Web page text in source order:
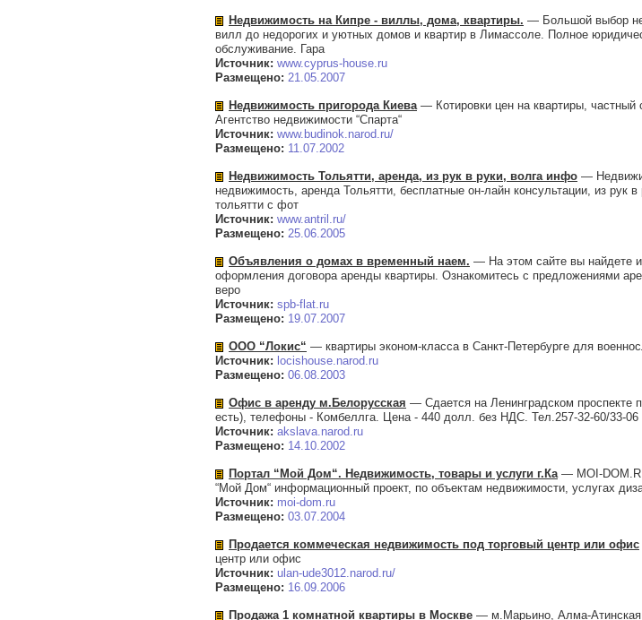
Недвижимость на Кипре - виллы, дома, квартиры. — Большой выбор
вилл до недорогих и уютных домов и квартир в Лимассоле. Полное
обслуживание. Гара
Источник: www.cyprus-house.ru
Размещено: 21.05.2007
Недвижимость пригорода Киева— Котировки цен на квартиры, частный
Агентство недвижимости “Спарта“
Источник: www.budinok.narod.ru/
Размещено: 11.07.2002
Недвижимость Тольятти, аренда, из рук в руки, волга инфо —
недвижимость, аренда Тольятти, бесплатные он-лайн консультации, из
тольятти с фот
Источник: www.antril.ru/
Размещено: 25.06.2005
Объявления о домах в временный наем. — На этом сайте вы найдете
оформления договора аренды квартиры. Ознакомитесь с предложениями
веро
Источник: spb-flat.ru
Размещено: 19.07.2007
ООО “Локис“ — квартиры эконом-класса в Санкт-Петербурге для
Источник: locishouse.narod.ru
Размещено: 06.08.2003
Офис в аренду м.Белорусская — Сдается на Ленинградском
есть), телефоны - Комбеллга. Цена - 440 долл. без НДС. Тел.257-32-60/33-06
Источник: akslava.narod.ru
Размещено: 14.10.2002
Портал “Мой Дом“. Недвижимость, товары и услуги г.Ка— MOI-
“Мой Дом“ информационный проект, по объектам недвижимости, услугах
Источник: moi-dom.ru
Размещено: 03.07.2004
Продается коммеческая недвижимость под торговый центр или офис
центр или офис
Источник: ulan-ude3012.narod.ru/
Размещено: 16.09.2006
Продажа 1 комнатной квартиры в Москве — м.Марьино, Алма-Атинская